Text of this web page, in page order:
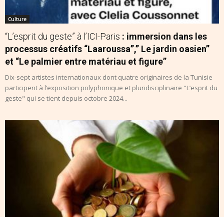
Culture
“L’esprit du geste” à l’ICI-Paris : immersion dans les
processus créatifs “Laaroussa”,” Le jardin oasien”
et “Le palmier entre matériau et figure”
Dix-sept artistes internationaux dont quatre originaires de la Tunisie
participent à l’exposition polyphonique et pluridisciplinaire "L’esprit du
geste" qui se tient depuis octobre 2024...